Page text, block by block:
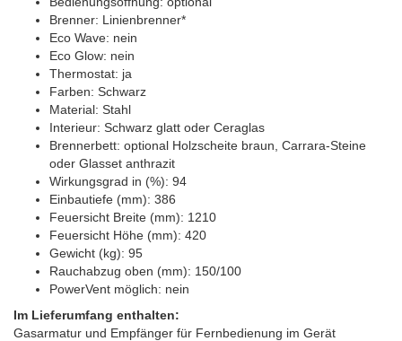
Brenner: Linienbrenner*
Eco Wave: nein
Eco Glow: nein
Thermostat: ja
Farben: Schwarz
Material: Stahl
Interieur: Schwarz glatt oder Ceraglas
Brennerbett: optional Holzscheite braun, Carrara-Steine
oder Glasset anthrazit
Wirkungsgrad in (%): 94
Einbautiefe (mm): 386
Feuersicht Breite (mm): 1210
Feuersicht Höhe (mm): 420
Gewicht (kg): 95
Rauchabzug oben (mm): 150/100
PowerVent möglich: nein
Im Lieferumfang enthalten:
Gasarmatur und Empfänger für Fernbedienung im Gerät